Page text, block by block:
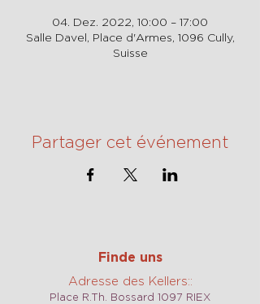
04. Dez. 2022, 10:00 – 17:00
Salle Davel, Place d'Armes, 1096 Cully,
Suisse
Partager cet événement
Finde uns
Adresse des Kellers::
Place R.Th. Bossard 1097 RIEX